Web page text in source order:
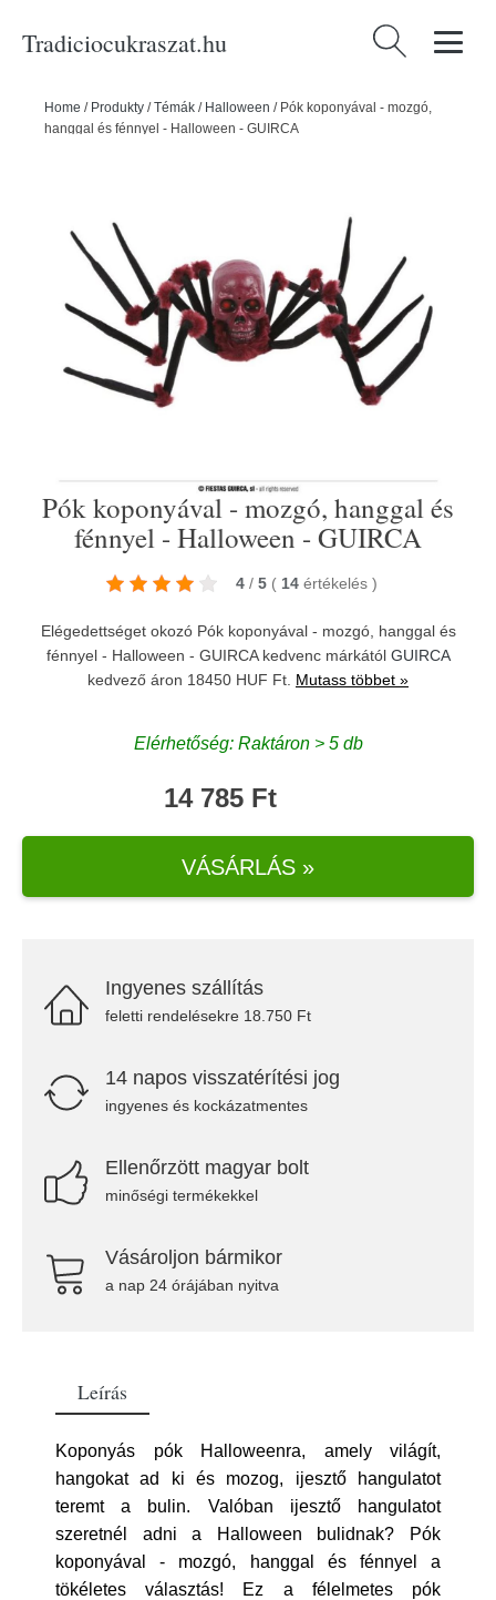
Tradiciocukraszat.hu Keresés:
Home / Produkty /Témák / Halloween / Pók koponyával - mozgó,
hanggal és fénnyel - Halloween - GUIRCA
Pók koponyával - mozgó, hanggal és
fénnyel - Halloween - GUIRCA
4 / 5 ( 14 értékelés )
Elégedettséget okozó Pók koponyával - mozgó, hanggal és
fénnyel - Halloween - GUIRCA kedvenc márkától GUIRCA
kedvező áron 18450 HUF Ft. Mutass többet »
Elérhetőség: Raktáron > 5 db
14 785 Ft
VÁSÁRLÁS »
Ingyenes szállítás
feletti rendelésekre 18.750 Ft
14 napos visszatérítési jog
ingyenes és kockázatmentes
Ellenőrzött magyar bolt
minőségi termékekkel
Vásároljon bármikor
a nap 24 órájában nyitva
Leírás
Koponyás pók Halloweenra, amely világít,
hangokat ad ki és mozog, ijesztő hangulatot
teremt a bulin. Valóban ijesztő hangulatot
szeretnél adni a Halloween bulidnak? Pók
koponyával - mozgó, hanggal és fénnyel a
tökéletes választás! Ez a félelmetes pók